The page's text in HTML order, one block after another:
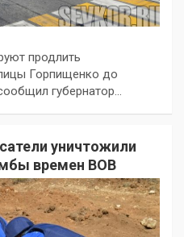
продлить
Горпищенко до
губернатор…
уничтожили
времен ВОВ